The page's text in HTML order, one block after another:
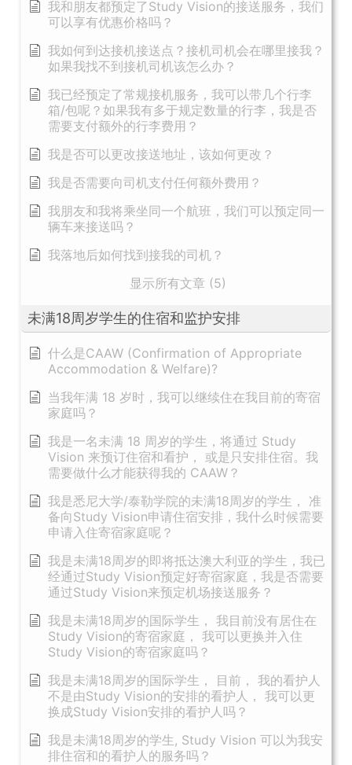
我和朋友都预定了Study Vision的接送服务，我们
可以享有优惠价格吗？
我如何到达接机接送点？接机司机会在哪里接我？
如果我找不到接机司机该怎么办？
我已经预定了常规接机服务，我可以带几个行李
箱/包呢？如果我有多于规定数量的行李，我是否
需要支付额外的行李费用？
我是否可以更改接送地址，该如何更改？
我是否需要向司机支付任何额外费用？
我朋友和我将乘坐同一个航班，我们可以预定同一
辆车来接送吗？
我落地后如何找到接我的司机？
显示所有文章 (5)
未满18周岁学生的住宿和监护安排
什么是CAAW (Confirmation of Appropriate
Accommodation & Welfare)?
当我年满 18 岁时，我可以继续住在我目前的寄宿
家庭吗？
我是一名未满 18 周岁的学生，将通过 Study
Vision 来预订住宿和看护， 或是只安排住宿。我
需要做什么才能获得我的 CAAW？
我是悉尼大学/泰勒学院的未满18周岁的学生， 准
备向Study Vision申请住宿安排，我什么时候需要
申请入住寄宿家庭呢？
我是未满18周岁的即将抵达澳大利亚的学生，我已
经通过Study Vision预定好寄宿家庭，我是否需要
通过Study Vision来预定机场接送服务？
我是未满18周岁的国际学生， 我目前没有居住在
Study Vision的寄宿家庭， 我可以更换并入住
Study Vision的寄宿家庭吗？
我是未满18周岁的国际学生， 目前， 我的看护人
不是由Study Vision的安排的看护人， 我可以更
换成Study Vision安排的看护人吗？
我是未满18周岁的学生, Study Vision 可以为我安
排住宿和的看护人的服务吗？